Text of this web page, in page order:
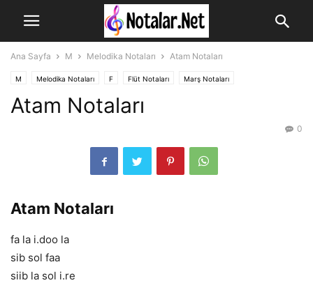
Ana Sayfa M Melodika Notaları Atam Notaları
M Melodika Notaları F Flüt Notaları Marş Notaları
Atam Notaları
0
Atam Notaları
fa la i.doo la
sib sol faa
siib la sol i.re